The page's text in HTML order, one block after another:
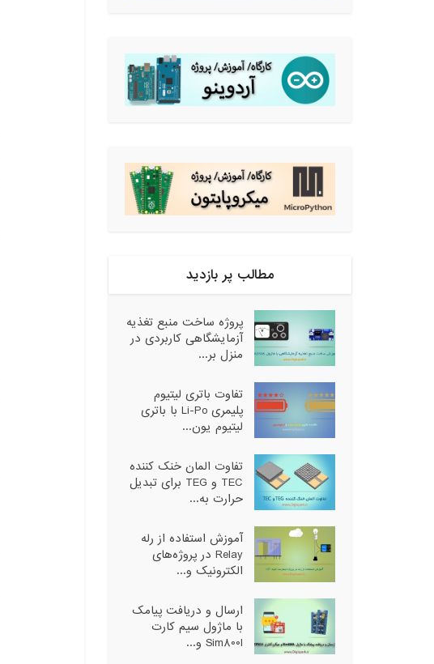
مطالب پر بازدید
پروژه ساخت منبع تغذیه
آزمایشگاهی کاربردی در
منزل بر...
تفاوت باتری لیتیوم
پلیمری Li-Po با باتری
لیتیوم یون...
تفاوت المان خنک کننده
TEC و TEG برای تبدیل
حرارت به...
آموزش استفاده از رله
Relay در پروژه‌های
الکترونیک و...
ارسال و دریافت پیامک
با ماژول سیم کارت
Sim800l و...